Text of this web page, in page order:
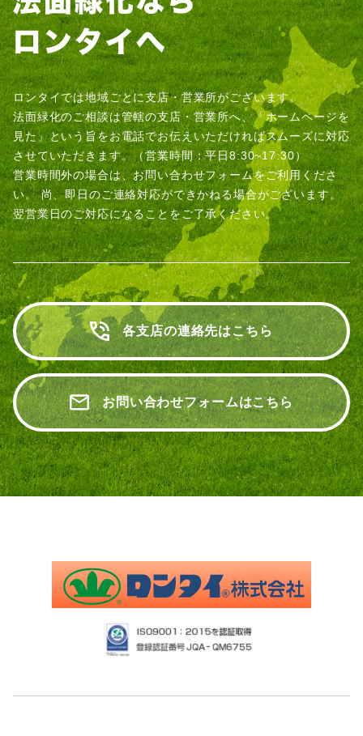
ロンタイでは地域ごとに支店・営業所がございます。
法面緑化のご相談は管轄の支店・営業所へ、「ホームページを
見た」という旨をお電話でお伝えいただければスムーズに対応
させていただきます。（営業時間：平日8:30~17:30）
営業時間外の場合は、お問い合わせフォームをご利用くださ
い。尚、即日のご連絡対応ができかねる場合がございます。
翌営業日のご対応になることをご了承ください。
各支店の連絡先はこちら
お問い合わせフォームはこちら